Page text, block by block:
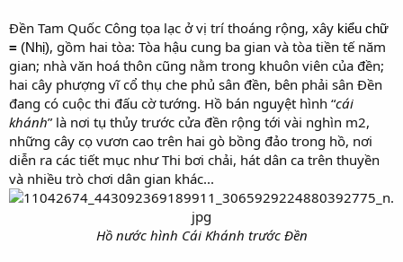
Đền Tam Quốc Công tọa lạc ở vị trí thoáng rộng, xây kiểu chữ
= (Nhị), gồm hai tòa: Tòa hậu cung ba gian và tòa tiền tế năm
gian; nhà văn hoá thôn cũng nằm trong khuôn viên của đền;
hai cây phượng vĩ cổ thụ che phủ sân đền, bên phải sân Đền
đang có cuộc thi đấu cờ tướng. Hồ bán nguyệt hình “cái
khánh” là nơi tụ thủy trước cửa đền rộng tới vài nghìn m2,
những cây cọ vươn cao trên hai gò bồng đảo trong hồ, nơi
diễn ra các tiết mục như Thi bơi chải, hát dân ca trên thuyền
và nhiều trò chơi dân gian khác...
Hồ nước hình Cái Khánh trước Đền